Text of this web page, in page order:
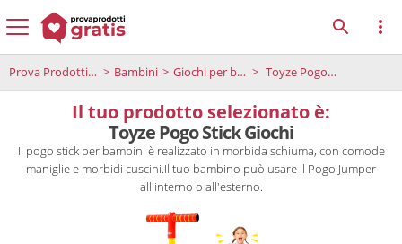
Prova Prodotti Gratis Bambini Giochi per bambini Toyze Pogo Stick Giochi
Il tuo prodotto selezionato è:
Toyze Pogo Stick Giochi
Il pogo stick per bambini è realizzato in morbida schiuma, con comode
maniglie e morbidi cuscini.Il tuo bambino può usare il Pogo Jumper
all'interno o all'esterno.